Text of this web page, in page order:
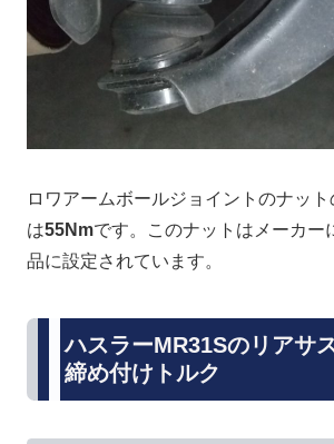
ロワアームボールジョイントのナッ
は55Nmです。このナットはメーカー
品に設定されています。
ハスラーMR31Sのリアサ
締め付けトルク